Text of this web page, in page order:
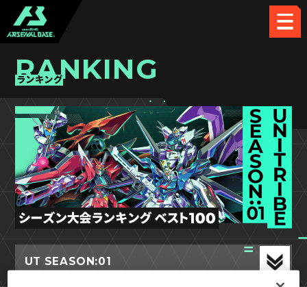
RANKING
ランキング
UT SEASON:01